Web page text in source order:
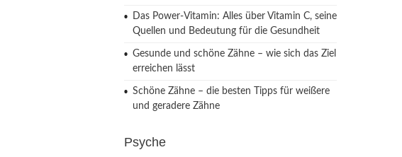
Das Power-Vitamin: Alles über Vitamin C, seine
Quellen und Bedeutung für die Gesundheit
Gesunde und schöne Zähne – wie sich das Ziel
erreichen lässt
Schöne Zähne – die besten Tipps für weißere
und geradere Zähne
Psyche